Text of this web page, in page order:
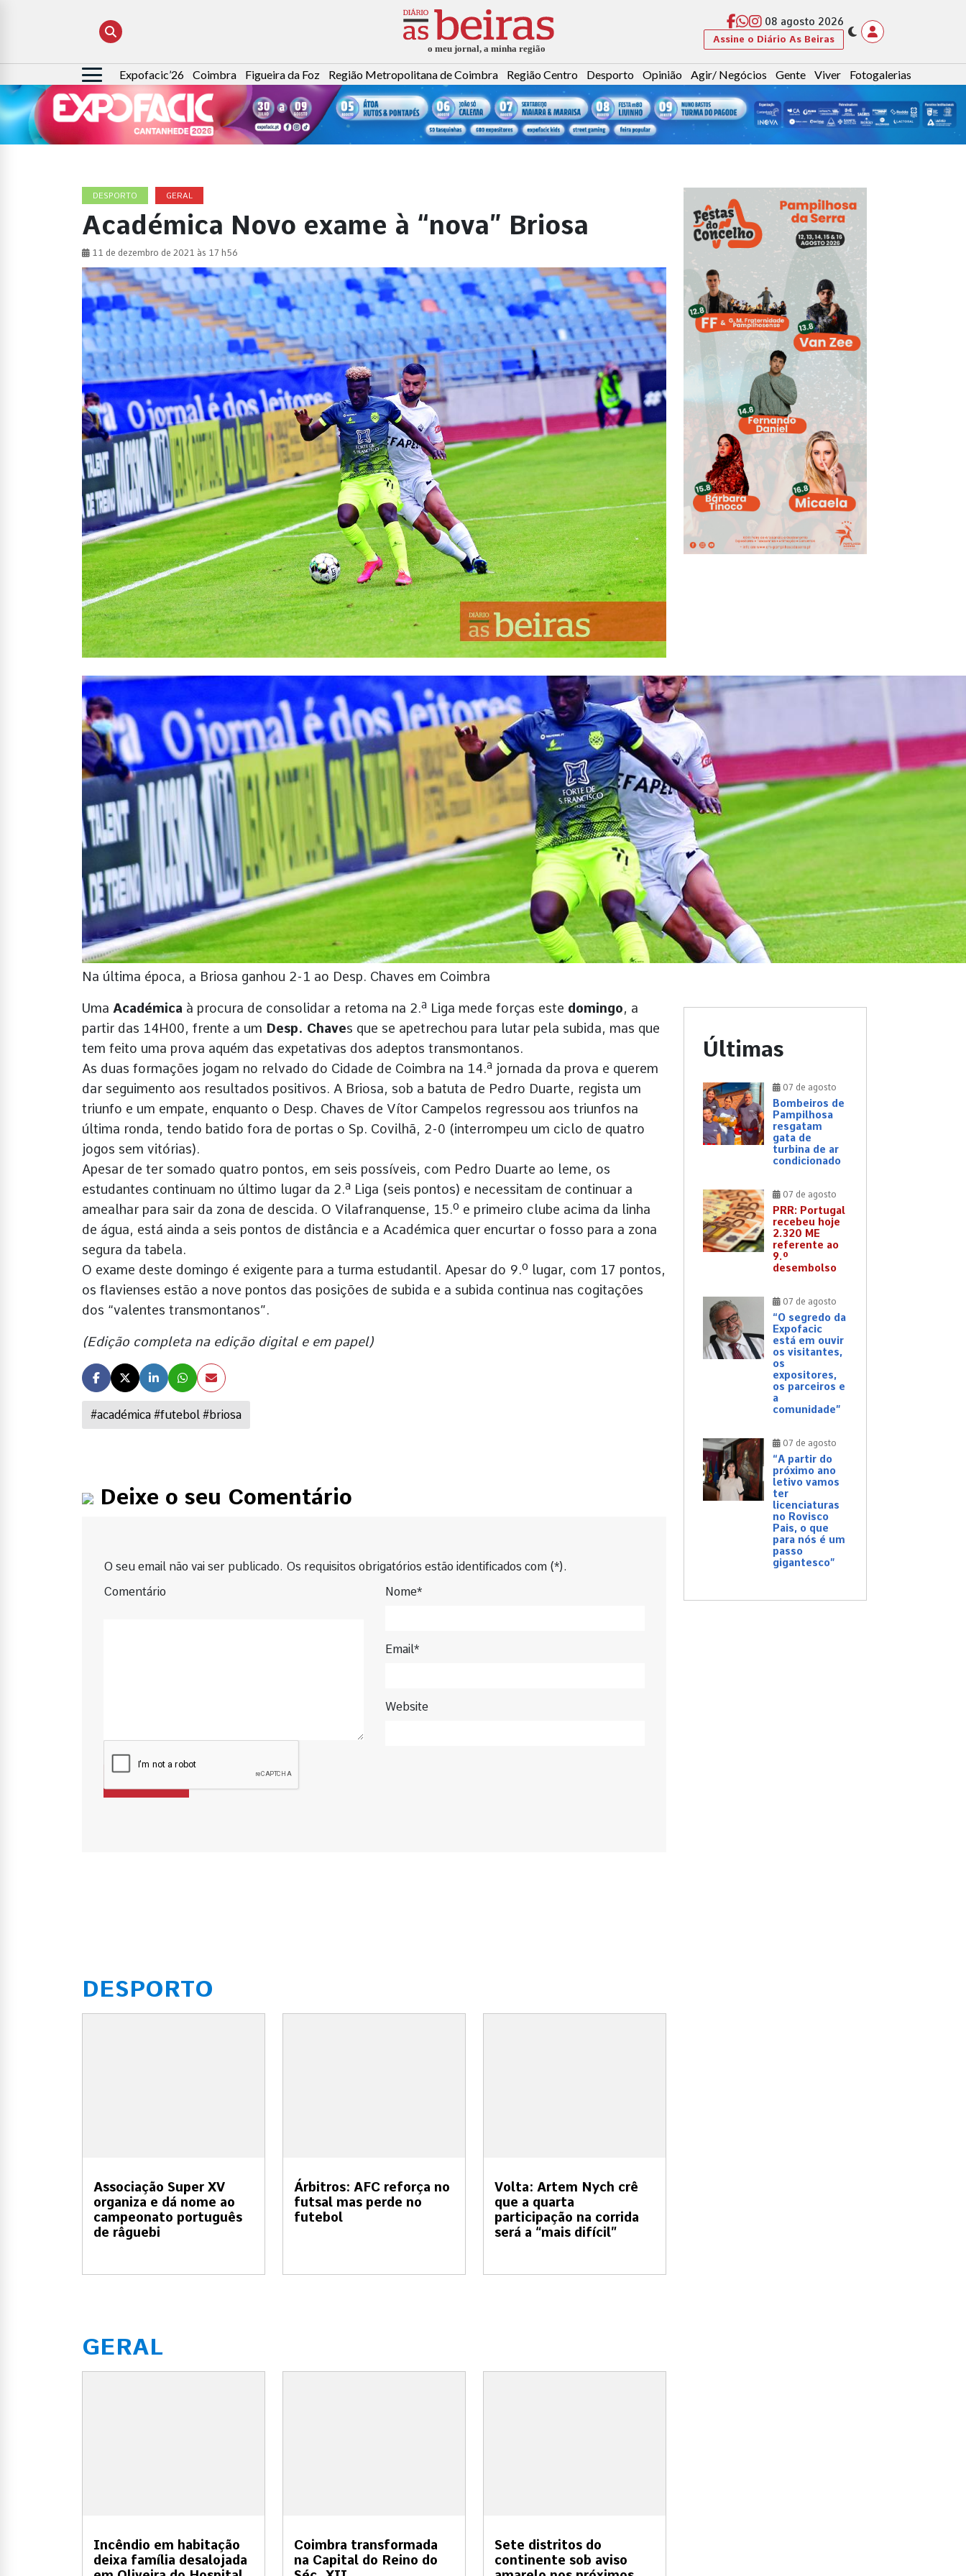
08 agosto 2026
Assine o Diário As Beiras
Pesquisar
por:
Expofacic’26 Coimbra Figueira da Foz Região Metropolitana de Coimbra Região Centro Desporto Opinião Agir/ Negócios Gente Viver Fotogalerias
DESPORTO GERAL
Académica Novo exame à “nova” Briosa
11 de dezembro de 2021 às 17 h56
#académica #futebol #briosa
Na última época, a Briosa ganhou 2-1 ao Desp. Chaves em Coimbra
Uma Académica à procura de consolidar a retoma na 2.ª Liga mede forças este domingo, a
partir das 14H00, frente a um Desp. Chaves que se apetrechou para lutar pela subida, mas que
tem feito uma prova aquém das expetativas dos adeptos transmontanos.
As duas formações jogam no relvado do Cidade de Coimbra na 14.ª jornada da prova e querem
dar seguimento aos resultados positivos. A Briosa, sob a batuta de Pedro Duarte, regista um
triunfo e um empate, enquanto o Desp. Chaves de Vítor Campelos regressou aos triunfos na
última ronda, tendo batido fora de portas o Sp. Covilhã, 2-0 (interrompeu um ciclo de quatro
jogos sem vitórias).
Apesar de ter somado quatro pontos, em seis possíveis, com Pedro Duarte ao leme, os
estudantes continuam no último lugar da 2.ª Liga (seis pontos) e necessitam de continuar a
amealhar para sair da zona de descida. O Vilafranquense, 15.º e primeiro clube acima da linha
de água, está ainda a seis pontos de distância e a Académica quer encurtar o fosso para a zona
segura da tabela.
O exame deste domingo é exigente para a turma estudantil. Apesar do 9.º lugar, com 17 pontos,
os flavienses estão a nove pontos das posições de subida e a subida continua nas cogitações
dos “valentes transmontanos”.
(Edição completa na edição digital e em papel)
Deixe o seu Comentário
O seu email não vai ser publicado. Os requisitos obrigatórios estão identificados com (*).
Comentário
Nome*
Email*
Website
Últimas
07 de agosto
Bombeiros de
Pampilhosa
resgatam
gata de
turbina de ar
condicionado
07 de agosto
PRR: Portugal
recebeu hoje
2.320 ME
referente ao
9.º
desembolso
07 de agosto
“O segredo da
Expofacic
está em ouvir
os visitantes,
os
expositores,
os parceiros e
a
comunidade”
07 de agosto
“A partir do
próximo ano
letivo vamos
ter
licenciaturas
no Rovisco
Pais, o que
para nós é um
passo
gigantesco”
DESPORTO
Associação Super XV
organiza e dá nome ao
campeonato português
de râguebi
Árbitros: AFC reforça no
futsal mas perde no
futebol
Volta: Artem Nych crê
que a quarta
participação na corrida
será a “mais difícil”
GERAL
Incêndio em habitação
deixa família desalojada
Coimbra transformada
na Capital do Reino do
Sete distritos do
continente sob aviso